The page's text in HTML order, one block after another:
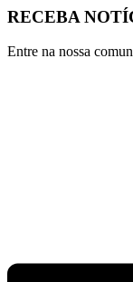
RECEBA
Entre na nossa